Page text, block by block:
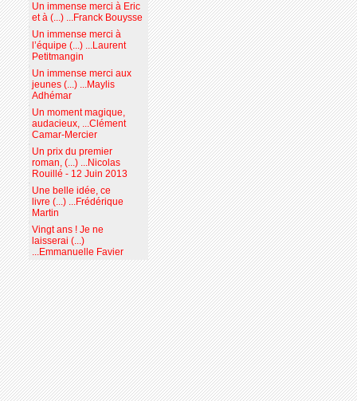
Un immense merci à Eric
et à (...) ...Franck Bouysse
Un immense merci à
l’équipe (...) ...Laurent
Petitmangin
Un immense merci aux
jeunes (...) ...Maylis
Adhémar
Un moment magique,
audacieux, ...Clément
Camar-Mercier
Un prix du premier
roman, (...) ...Nicolas
Rouillé - 12 Juin 2013
Une belle idée, ce
livre (...) ...Frédérique
Martin
Vingt ans ! Je ne
laisserai (...)
...Emmanuelle Favier